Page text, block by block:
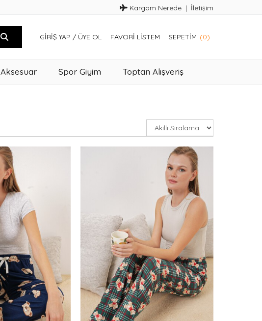
Kargom Nerede İletişim
GIRIŞ YAP / ÜYE OL FAVORI LISTEM SEPETIM (0)
Aksesuar Spor Giyim Toptan Alışveriş